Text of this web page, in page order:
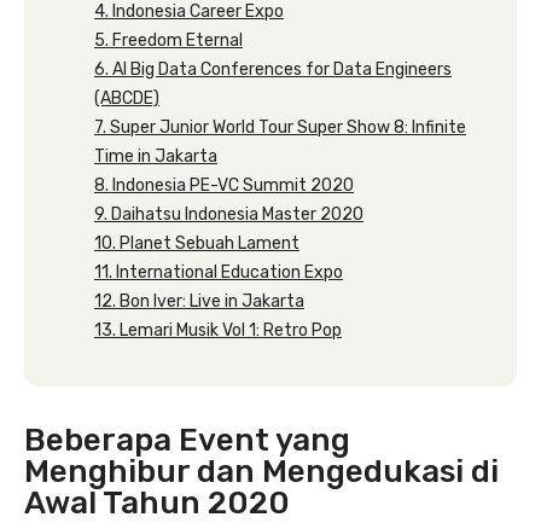
4. Indonesia Career Expo
5. Freedom Eternal
6. AI Big Data Conferences for Data Engineers
(ABCDE)
7. Super Junior World Tour Super Show 8: Infinite
Time in Jakarta
8. Indonesia PE-VC Summit 2020
9. Daihatsu Indonesia Master 2020
10. Planet Sebuah Lament
11. International Education Expo
12. Bon Iver: Live in Jakarta
13. Lemari Musik Vol 1: Retro Pop
Beberapa Event yang
Menghibur dan Mengedukasi di
Awal Tahun 2020